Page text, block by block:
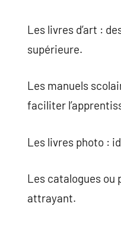
Les livres d’art :
supérieure.
Les manuels
faciliter
Les livres photo :
Les catalogues ou
attrayant.